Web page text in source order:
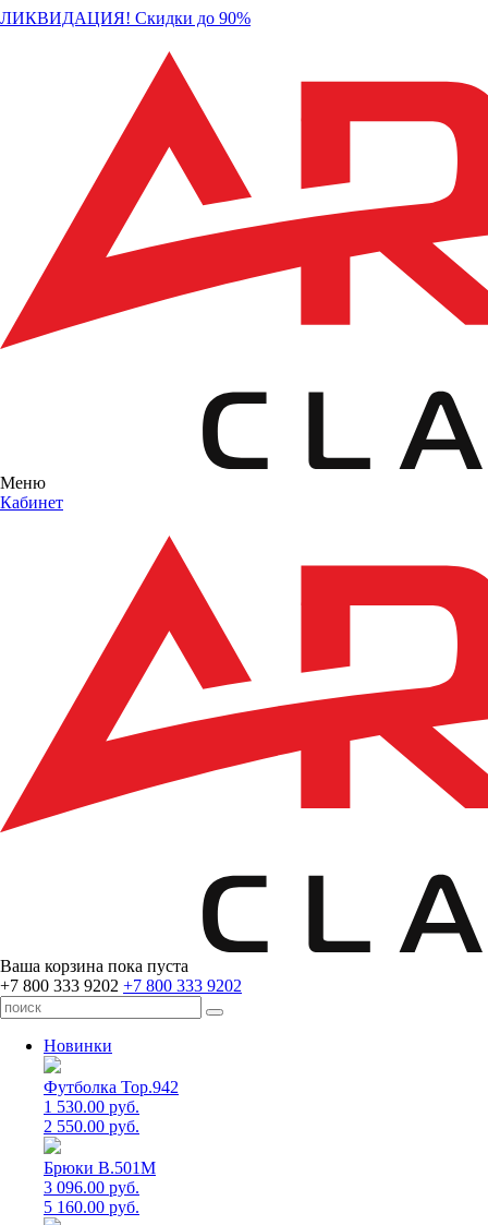
ЛИКВИДАЦИЯ! Скидки до 90%
Меню
Кабинет
Ваша корзина пока пуста
+7 800 333 9202 +7 800 333 9202
Новинки
Футболка Top.942
1 530.00 руб.
2 550.00 руб.
Брюки B.501M
3 096.00 руб.
5 160.00 руб.